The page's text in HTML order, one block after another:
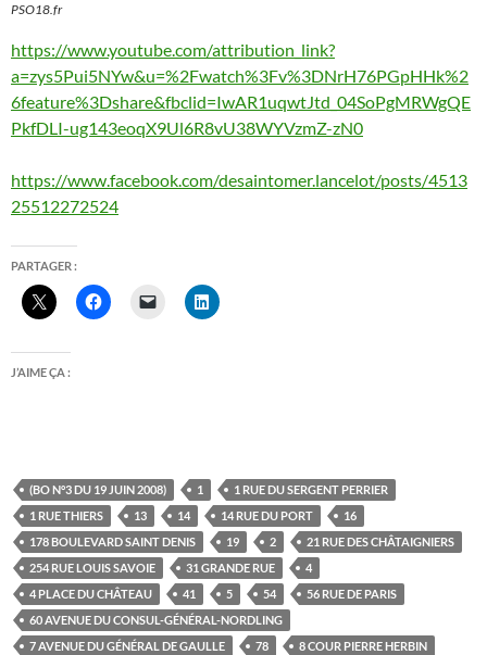
PSO18.fr
https://www.youtube.com/attribution_link?
a=zys5Pui5NYw&u=%2Fwatch%3Fv%3DNrH76PGpHHk%2
6feature%3Dshare&fbclid=IwAR1uqwtJtd_04SoPgMRWgQE
PkfDLI-ug143eoqX9Ul6R8vU38WYVzmZ-zN0
https://www.facebook.com/desaintomer.lancelot/posts/4513
25512272524
PARTAGER :
J’AIME ÇA :
(BO N°3 DU 19 JUIN 2008) 1
1 RUE DU SERGENT PERRIER
1 RUE THIERS
13 14 14 RUE DU PORT
16
178 BOULEVARD SAINT DENIS
19 2
21 RUE DES CHÂTAIGNIERS
254 RUE LOUIS SAVOIE
31 GRANDE RUE
4
4 PLACE DU CHÂTEAU
41 5 54
56 RUE DE PARIS
60 AVENUE DU CONSUL-GÉNÉRAL-NORDLING
7 AVENUE DU GÉNÉRAL DE GAULLE
78
8 COUR PIERRE HERBIN